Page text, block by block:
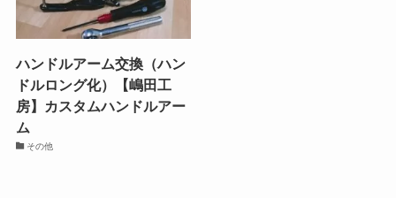
ハンドルアーム交換（ハン
ドルロング化）【嶋田工
房】カスタムハンドルアー
ム
その他